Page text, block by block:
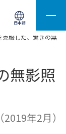
日本語
ト内検索(Enterで実行)
克服した、驚きの無
無影照
（2019年2月）